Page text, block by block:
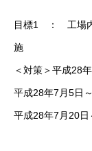
目標1 ： 工場内
施
＜対策＞平成
平成28年7月5日
平成28年7月20